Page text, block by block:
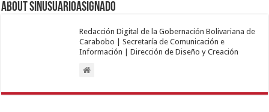
About sinusuarioasignado
Redacción Digital de la Gobernación Bolivariana de
Carabobo | Secretaría de Comunicación e
Información | Dirección de Diseño y Creación